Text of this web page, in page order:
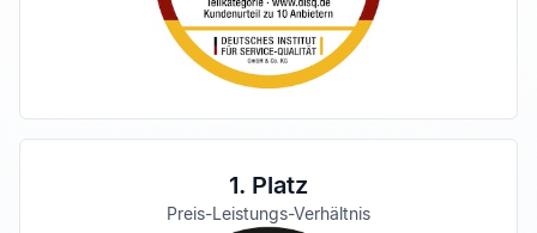
1. Platz
Preis-Leistungs-Verhältnis